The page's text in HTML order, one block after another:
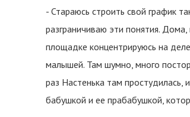
- Стараюсь строить свой график
разграничиваю эти понятия.
площадке концентрируюсь на
малышей. Там шумно, много
раз Настенька там
бабушкой и ее прабабушкой,